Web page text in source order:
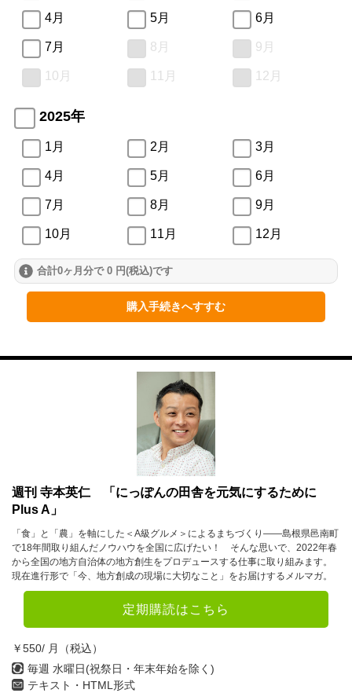
週刊 寺本英仁 「にっぽんの田舎を元気にするために
Plus A」
「食」と「農」を軸にした＜A級グルメ＞によるまちづくり——島根県邑南町
で18年間取り組んだノウハウを全国に広げたい！ そんな思いで、2022年春
から全国の地方自治体の地方創生をプロデュースする仕事に取り組みます。
現在進行形で「今、地方創成の現場に大切なこと」をお届けするメルマガ。
定期購読はこちら
￥550/ 月（税込）
毎週 水曜日(祝祭日・年末年始を除く)
テキスト・HTML形式
4月 5月 6月
7月 8月 9月
10月 11月 12月
2025年
1月 2月 3月
4月 5月 6月
7月 8月 9月
10月 11月 12月
2024年
2月
7月 8月 9月
11月
2月
4月 5月 6月
10月 11月 12月
2022年
4月
7月 8月
合計0ヶ月分で 0 円(税込)です
購入手続きへすすむ